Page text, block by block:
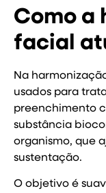
Como a
facial
Na
usados para
preenchimento
substância
organismo, que
sustentação.
O objetivo é